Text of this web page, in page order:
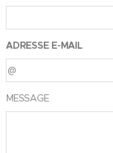
ADRESSE E-MAIL
MESSAGE